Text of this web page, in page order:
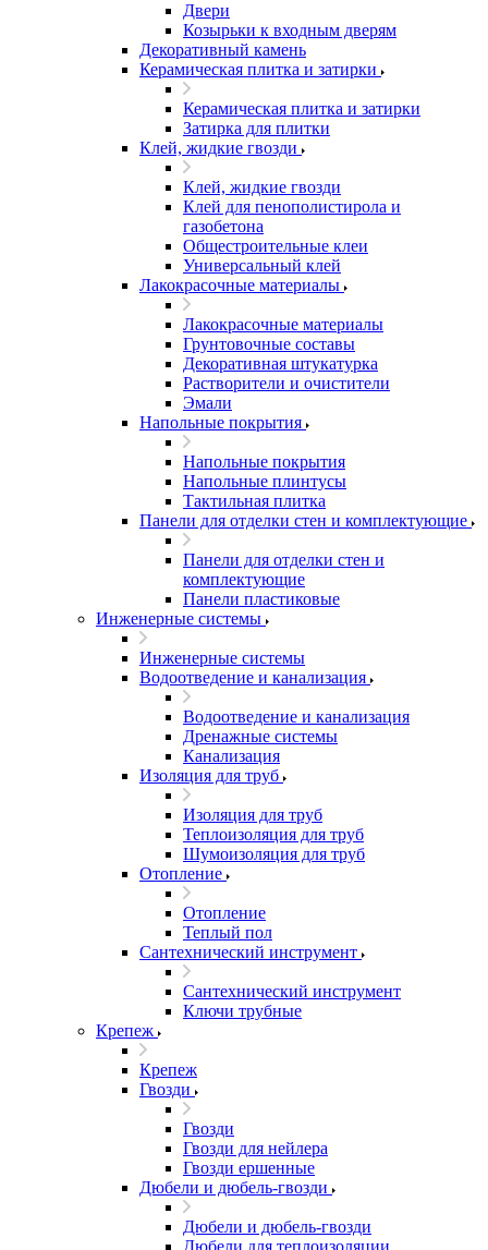
Двери
Козырьки к входным дверям
Декоративный камень
Керамическая плитка и затирки
Керамическая плитка и затирки
Затирка для плитки
Клей, жидкие гвозди
Клей, жидкие гвозди
Клей для пенополистирола и
газобетона
Общестроительные клеи
Универсальный клей
Лакокрасочные материалы
Лакокрасочные материалы
Грунтовочные составы
Декоративная штукатурка
Растворители и очистители
Эмали
Напольные покрытия
Напольные покрытия
Напольные плинтусы
Тактильная плитка
Панели для отделки стен и комплектующие
Панели для отделки стен и
комплектующие
Панели пластиковые
Инженерные системы
Инженерные системы
Водоотведение и канализация
Водоотведение и канализация
Дренажные системы
Канализация
Изоляция для труб
Изоляция для труб
Теплоизоляция для труб
Шумоизоляция для труб
Отопление
Отопление
Теплый пол
Сантехнический инструмент
Сантехнический инструмент
Ключи трубные
Крепеж
Крепеж
Гвозди
Гвозди
Гвозди для нейлера
Гвозди ершенные
Дюбели и дюбель-гвозди
Дюбели и дюбель-гвозди
Дюбели для теплоизоляции